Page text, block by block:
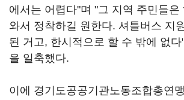
에서는 어렵다"며 "그 지역 주민들은
와서 정착하길 원한다. 셔틀버스 지
된 거고, 한시적으로 할 수 밖에 없
을 일축했다.
이에 경기도공공기관노동조합총연